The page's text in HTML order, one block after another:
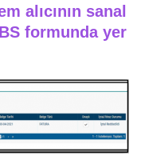
alıcının sanal
formunda yer